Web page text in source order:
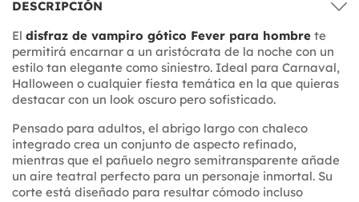
DESCRIPCIÓN
El disfraz de vampiro gótico Fever para hombre te
permitirá encarnar a un aristócrata de la noche con un
estilo tan elegante como siniestro. Ideal para Carnaval,
Halloween o cualquier fiesta temática en la que quieras
destacar con un look oscuro pero sofisticado.
Pensado para adultos, el abrigo largo con chaleco
integrado crea un conjunto de aspecto refinado,
mientras que el pañuelo negro semitransparente añade
un aire teatral perfecto para un personaje inmortal. Su
corte está diseñado para resultar cómodo incluso